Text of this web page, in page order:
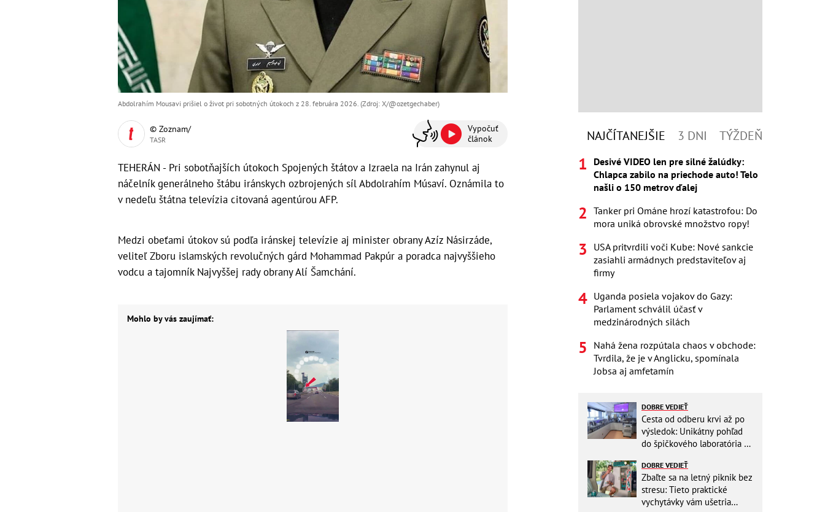
Abdolrahím Mousavi prišiel o život pri sobotných útokoch z 28. februára 2026. (Zdroj: X/@ozetgechaber)
© Zoznam/
TASR
Vypočuť
článok
TEHERÁN - Pri sobotňajších útokoch Spojených štátov a Izraela na Irán zahynul aj
náčelník generálneho štábu iránskych ozbrojených síl Abdolrahím Músaví. Oznámila to
v nedeľu štátna televízia citovaná agentúrou AFP.
Medzi obeťami útokov sú podľa iránskej televízie aj minister obrany Azíz Násirzáde,
veliteľ Zboru islamských revolučných gárd Mohammad Pakpúr a poradca najvyššieho
vodcu a tajomník Najvyššej rady obrany Alí Šamchání.
Mohlo by vás zaujímať:
NAJČÍTANEJŠIE 3 DNI TÝŽDEŇ
Desivé VIDEO len pre silné žalúdky:
Chlapca zabilo na priechode auto! Telo
našli o 150 metrov ďalej
Tanker pri Ománe hrozí katastrofou: Do
mora uniká obrovské množstvo ropy!
USA pritvrdili voči Kube: Nové sankcie
zasiahli armádnych predstaviteľov aj
firmy
Uganda posiela vojakov do Gazy:
Parlament schválil účasť v
medzinárodných silách
Nahá žena rozpútala chaos v obchode:
Tvrdila, že je v Anglicku, spomínala
Jobsa aj amfetamín
DOBRE VEDIEŤ
Cesta od odberu krvi až po
výsledok: Unikátny pohľad
do špičkového laboratória na
DOBRE VEDIEŤ
Zbaľte sa na letný piknik bez
stresu: Tieto praktické
vychytávky vám ušetria